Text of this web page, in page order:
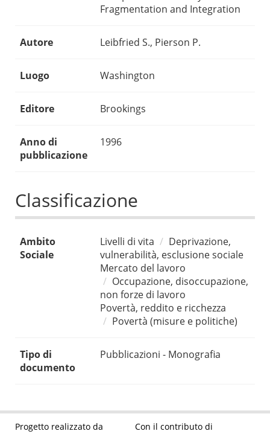
Fragmentation and Integration
Autore Leibfried S., Pierson P.
Luogo Washington
Editore Brookings
Anno di
pubblicazione
1996
Classificazione
Ambito
Sociale
Livelli di vita
Deprivazione,
vulnerabilità, esclusione sociale
Mercato del lavoro
Occupazione, disoccupazione,
non forze di lavoro
Povertà, reddito e ricchezza
Povertà (misure e politiche)
Tipo di
documento
Pubblicazioni - Monografia
Progetto realizzato da Con il contributo di